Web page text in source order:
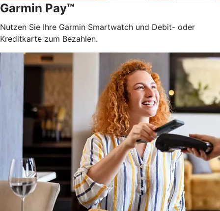
Garmin Pay™
Nutzen Sie Ihre Garmin Smartwatch und Debit- oder
Kreditkarte zum Bezahlen.